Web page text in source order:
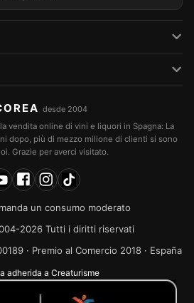
desde 2004
vendita online di vini e liquori in Spagna: La
dopo, più di mezzo milione di clienti si sono
Grazie per averci visitato.
un consumo moderato
2026 Tutti i diritti riservati
· Premio al Comercio 2018 · España
adherida a Creaturisme